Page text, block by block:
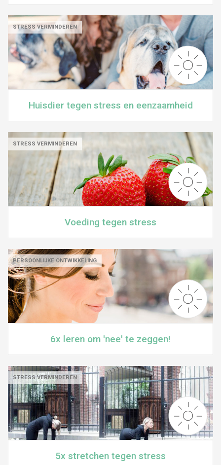
STRESS VERMINDEREN
Huisdier tegen stress en eenzaamheid
STRESS VERMINDEREN
Voeding tegen stress
PERSOONLIJKE ONTWIKKELING
6x leren om 'nee' te zeggen!
STRESS VERMINDEREN
5x stretchen tegen stress